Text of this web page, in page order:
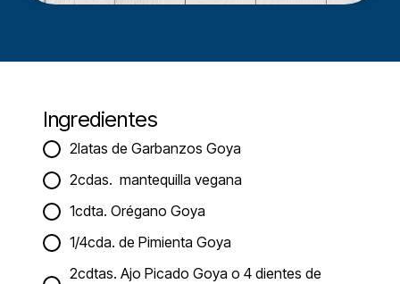
Ingredientes
2latas de Garbanzos Goya
2cdas. mantequilla vegana
1cdta. Orégano Goya
1/4cda. de Pimienta Goya
2cdtas. Ajo Picado Goya o 4 dientes de